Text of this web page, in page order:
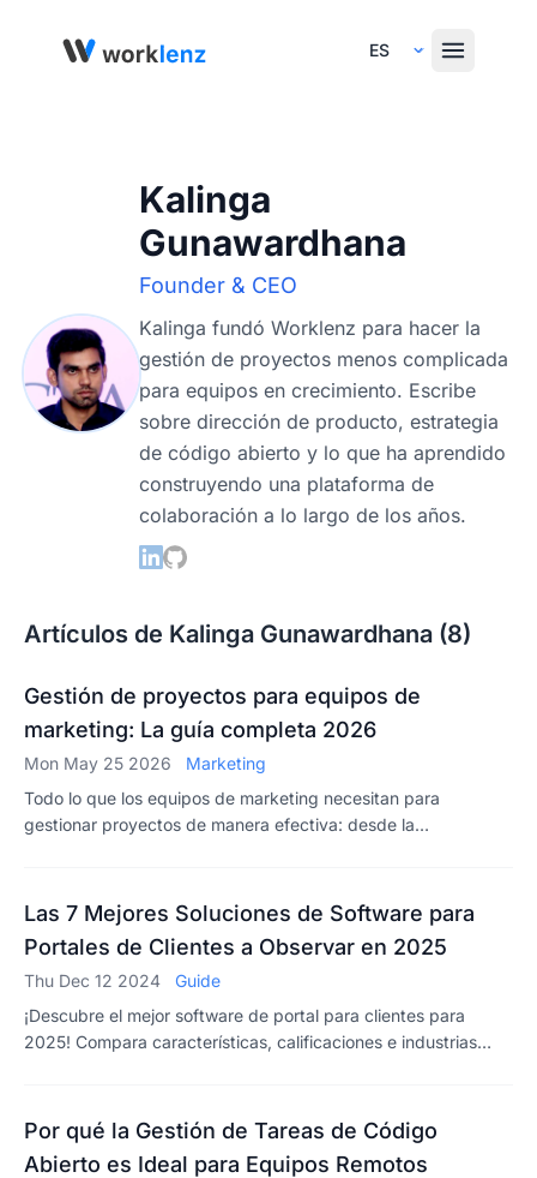
Select Language
Kalinga
Gunawardhana
Founder & CEO
Kalinga fundó Worklenz para hacer la
gestión de proyectos menos complicada
para equipos en crecimiento. Escribe
sobre dirección de producto, estrategia
de código abierto y lo que ha aprendido
construyendo una plataforma de
colaboración a lo largo de los años.
Artículos de Kalinga Gunawardhana (8)
Gestión de proyectos para equipos de
marketing: La guía completa 2026
Mon May 25 2026
Marketing
Todo lo que los equipos de marketing necesitan para
gestionar proyectos de manera efectiva: desde la
Incluye una herramienta gratuita de código abierto.
Las 7 Mejores Soluciones de Software para
Portales de Clientes a Observar en 2025
Thu Dec 12 2024
Guide
¡Descubre el mejor software de portal para clientes para
2025! Compara características, calificaciones e industrias
Por qué la Gestión de Tareas de Código
Abierto es Ideal para Equipos Remotos